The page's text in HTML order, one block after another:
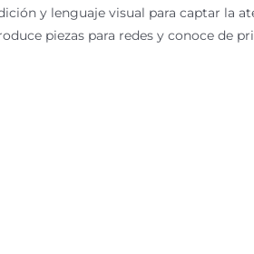
y lenguaje visual para captar la
piezas para redes y conoce de